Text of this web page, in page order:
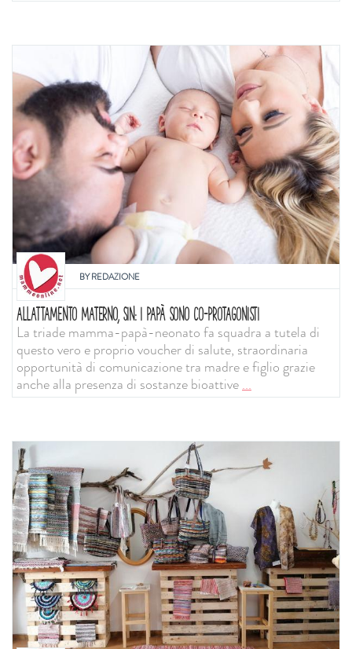
BYREDAZIONE
ALLATTAMENTO MATERNO, SIN: I PAPÀ SONO CO-PROTAGONISTI
La triade mamma-papà-neonato fa squadra a tutela di
questo vero e proprio voucher di salute, straordinaria
opportunità di comunicazione tra madre e figlio grazie
anche alla presenza di sostanze bioattive...